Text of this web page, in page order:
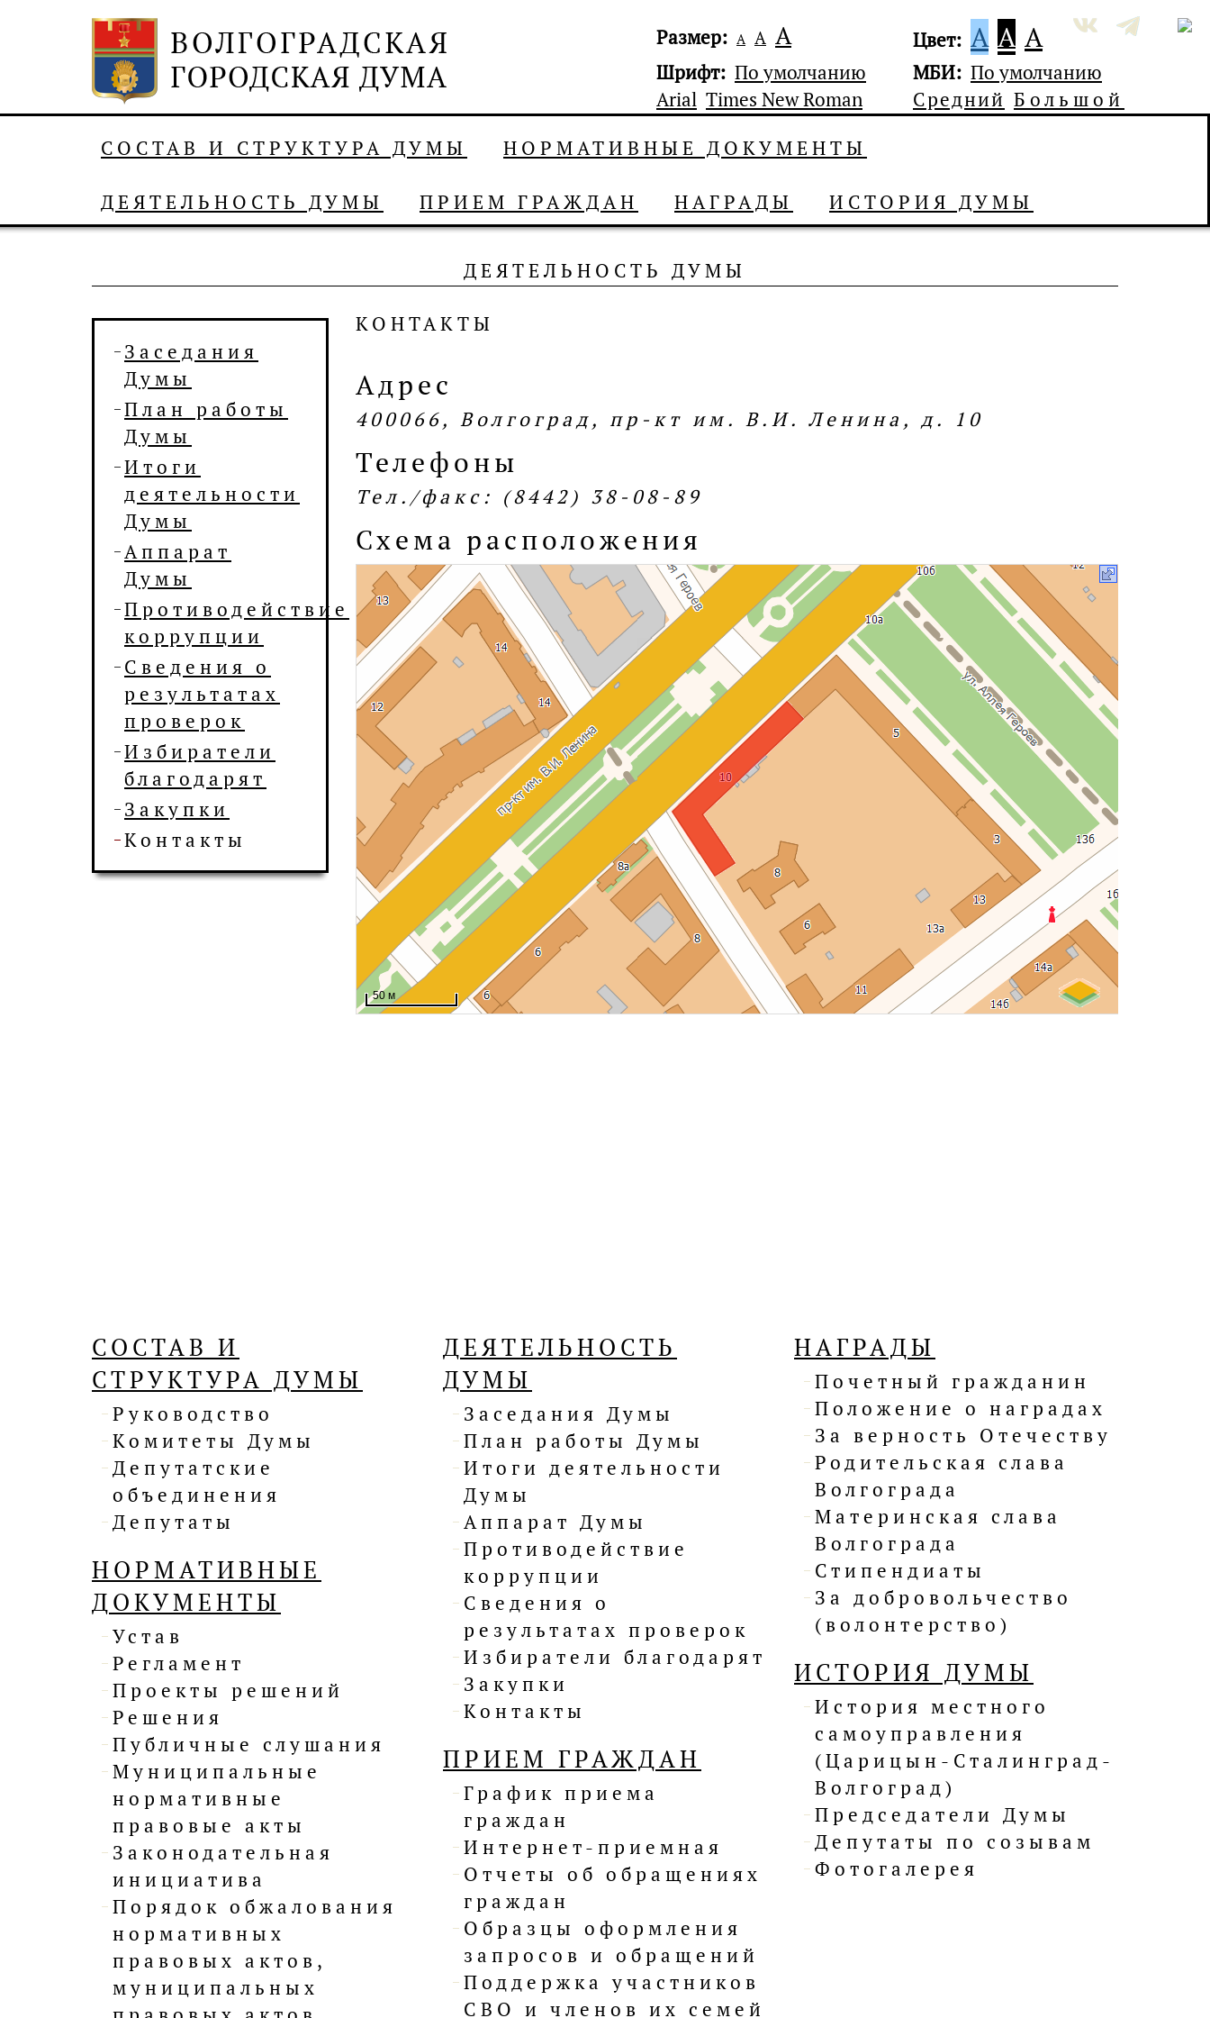
Размер: А А А Цвет: A A A
Шрифт: По умолчанию
Arial Times New Roman
МБИ: По умолчанию
Средний Большой
СОСТАВ И СТРУКТУРА ДУМЫ
НОРМАТИВНЫЕ ДОКУМЕНТЫ
ДЕЯТЕЛЬНОСТЬ ДУМЫ ПРИЕМ ГРАЖДАН НАГРАДЫ ИСТОРИЯ ДУМЫ
ДЕЯТЕЛЬНОСТЬ ДУМЫ
Заседания
Думы
План работы
Думы
Итоги
деятельности
Думы
Аппарат
Думы
Противодействие
коррупции
Сведения о
результатах
проверок
Избиратели
благодарят
Закупки
Контакты
КОНТАКТЫ
Адрес
400066, Волгоград, пр-кт им. В.И. Ленина, д. 10
Телефоны
Тел./факс: (8442) 38-08-89
Схема расположения
СОСТАВ И
СТРУКТУРА ДУМЫ
Руководство
Комитеты Думы
Депутатские
объединения
Депутаты
НОРМАТИВНЫЕ
ДОКУМЕНТЫ
Устав
Регламент
Проекты решений
Решения
Публичные слушания
Муниципальные
нормативные
правовые акты
Законодательная
инициатива
Порядок обжалования
нормативных
правовых актов,
муниципальных
ДЕЯТЕЛЬНОСТЬ
ДУМЫ
Заседания Думы
План работы Думы
Итоги деятельности
Думы
Аппарат Думы
Противодействие
коррупции
Сведения о
результатах проверок
Избиратели благодарят
Закупки
Контакты
ПРИЕМ ГРАЖДАН
График приема
граждан
Интернет-приемная
Отчеты об обращениях
граждан
Образцы оформления
запросов и обращений
Поддержка участников
СВО и членов их семей
НАГРАДЫ
Почетный гражданин
Положение о наградах
За верность Отечеству
Родительская слава
Волгограда
Материнская слава
Волгограда
Стипендиаты
За добровольчество
(волонтерство)
ИСТОРИЯ ДУМЫ
История местного
самоуправления
(Царицын-Сталинград-
Волгоград)
Председатели Думы
Депутаты по созывам
Фотогалерея